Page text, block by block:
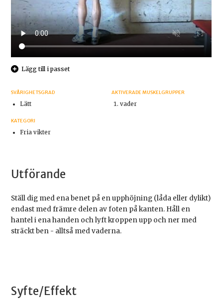
Lägg till i passet
SVÅRIGHETSGRAD
Lätt
KATEGORI
Fria vikter
AKTIVERADE MUSKELGRUPPER
vader
Utförande
Ställ dig med ena benet på en upphöjning (låda eller dylikt)
endast med främre delen av foten på kanten. Håll en
hantel i ena handen och lyft kroppen upp och ner med
sträckt ben - alltså med vaderna.
Syfte/Effekt